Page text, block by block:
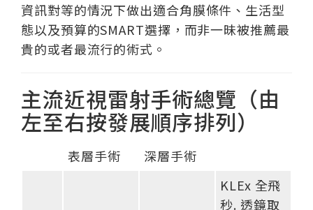
資訊對等的情況下做出適合角膜條件、生活型
態以及預算的SMART選擇，而非一昧被推薦最
貴的或者最流行的術式。
主流近視雷射手術總覽（由
左至右按發展順序排列）
表層手術 深層手術
KLEx 全飛
秒. 透鏡取